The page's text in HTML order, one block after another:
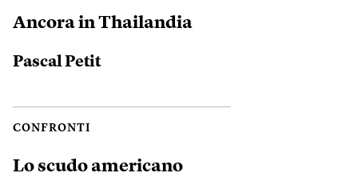
Ancora in Thailandia
Pascal Petit
CONFRONTI
Lo scudo americano